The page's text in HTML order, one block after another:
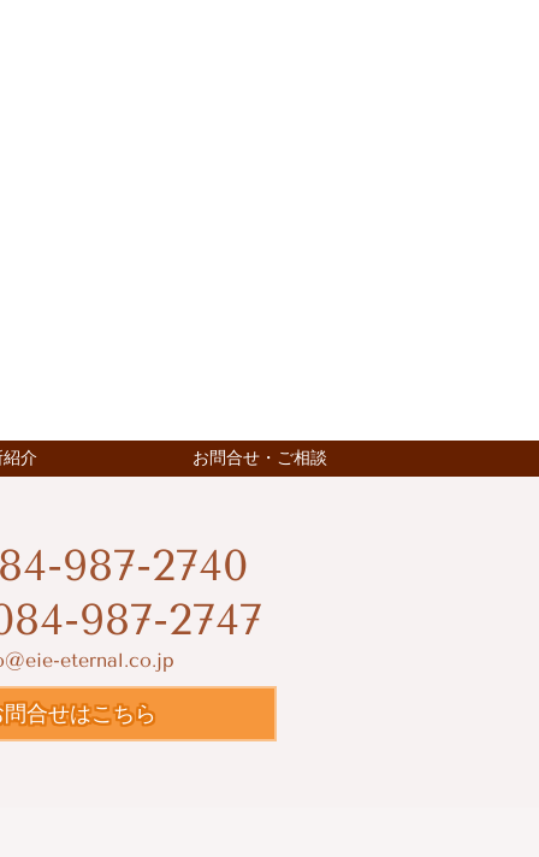
介 お問合せ・ご相談
987-2740
987-2747
eternal.co.jp
問合せはこちら